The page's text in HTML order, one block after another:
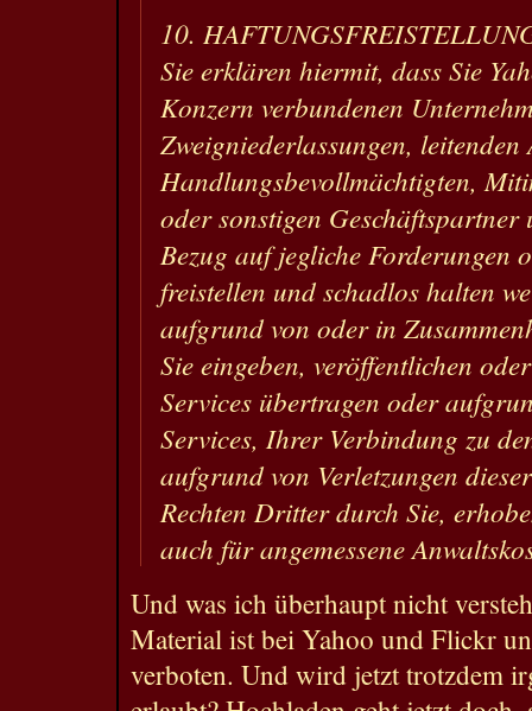
10.
Sie erklären hiermit, dass Sie
Konzern verbundenen
Zweigniederlassungen, leitenden
Handlungsbevollmächtigten,
oder sonstigen Geschäftspartner
Bezug auf jegliche Forderungen
freistellen und schadlos halten
aufgrund von oder in
Sie eingeben, veröffentlichen
Services übertragen oder
Services, Ihrer Verbindung zu
aufgrund von Verletzungen
Rechten Dritter durch Sie,
auch für angemessene
Und was ich überhaupt nicht
Material ist bei Yahoo und Flickr
verboten. Und wird jetzt trotzdem